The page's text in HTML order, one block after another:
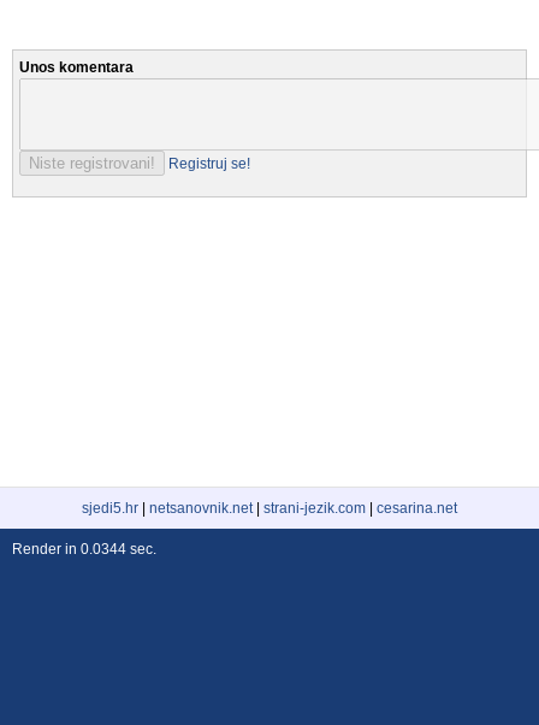
Unos komentara
Registruj se!
sjedi5.hr netsanovnik.net| strani-jezik.com cesarina.net
Render in 0.0344 sec.